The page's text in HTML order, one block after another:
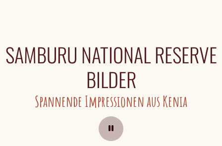
SAMBURU NATIONAL RESERVE
BILDER
Spannende Impressionen aus Kenia